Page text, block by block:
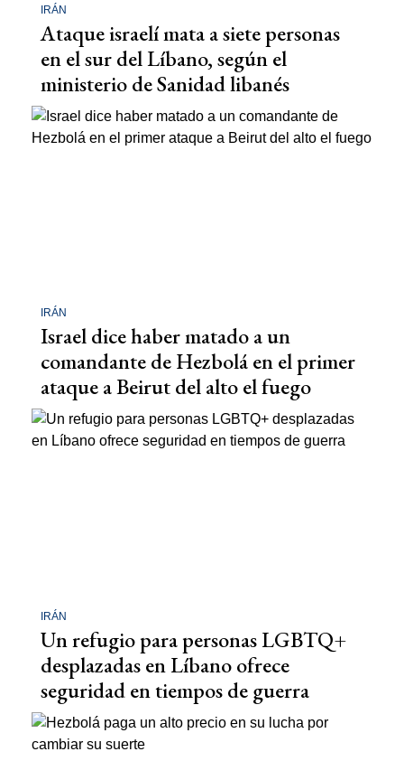
IRÁN
Ataque israelí mata a siete personas
en el sur del Líbano, según el
ministerio de Sanidad libanés
IRÁN
Israel dice haber matado a un
comandante de Hezbolá en el primer
ataque a Beirut del alto el fuego
IRÁN
Un refugio para personas LGBTQ+
desplazadas en Líbano ofrece
seguridad en tiempos de guerra